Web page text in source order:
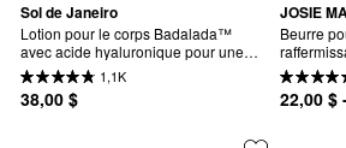
Sol de Janeiro
Lotion pour le corps Badalada™
avec acide hyaluronique pour une
hydratation quotidienne
1,1K
38,00 $
JOSIE
Beurre
musc
22,00 $